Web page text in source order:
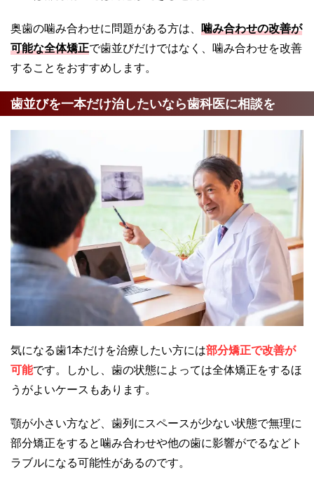
奥歯の噛み合わせに問題がある方は、 噛み合わせの改善が
可能な全体矯正で歯並びだけではなく、噛み合わせを改善
することをおすすめします。
歯並びを一本だけ治したいなら歯科医に相談を
気になる歯1本だけを治療したい方には部分矯正で改善が
可能です。しかし、歯の状態によっては全体矯正をするほ
うがよいケースもあります。
顎が小さい方など、歯列にスペースが少ない状態で無理に
部分矯正をすると噛み合わせや他の歯に影響がでるなどト
ラブルになる可能性があるのです。